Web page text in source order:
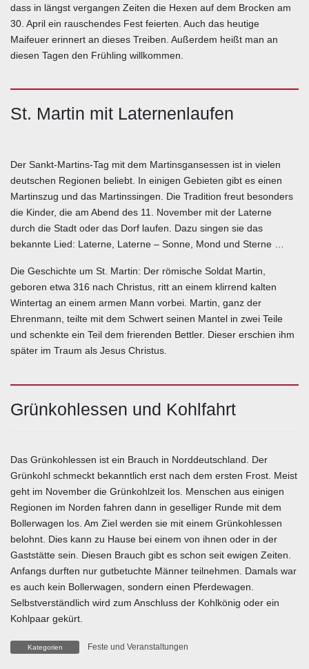
dass in längst vergangen Zeiten die Hexen auf dem Brocken am
30. April ein rauschendes Fest feierten. Auch das heutige
Maifeuer erinnert an dieses Treiben. Außerdem heißt man an
diesen Tagen den Frühling willkommen.
St. Martin mit Laternenlaufen
Der Sankt-Martins-Tag mit dem Martinsgansessen ist in vielen
deutschen Regionen beliebt. In einigen Gebieten gibt es einen
Martinszug und das Martinssingen. Die Tradition freut besonders
die Kinder, die am Abend des 11. November mit der Laterne
durch die Stadt oder das Dorf laufen. Dazu singen sie das
bekannte Lied: Laterne, Laterne – Sonne, Mond und Sterne …
Die Geschichte um St. Martin: Der römische Soldat Martin,
geboren etwa 316 nach Christus, ritt an einem klirrend kalten
Wintertag an einem armen Mann vorbei. Martin, ganz der
Ehrenmann, teilte mit dem Schwert seinen Mantel in zwei Teile
und schenkte ein Teil dem frierenden Bettler. Dieser erschien ihm
später im Traum als Jesus Christus.
Grünkohlessen und Kohlfahrt
Das Grünkohlessen ist ein Brauch in Norddeutschland. Der
Grünkohl schmeckt bekanntlich erst nach dem ersten Frost. Meist
geht im November die Grünkohlzeit los. Menschen aus einigen
Regionen im Norden fahren dann in geselliger Runde mit dem
Bollerwagen los. Am Ziel werden sie mit einem Grünkohlessen
belohnt. Dies kann zu Hause bei einem von ihnen oder in der
Gaststätte sein. Diesen Brauch gibt es schon seit ewigen Zeiten.
Anfangs durften nur gutbetuchte Männer teilnehmen. Damals war
es auch kein Bollerwagen, sondern einen Pferdewagen.
Selbstverständlich wird zum Anschluss der Kohlkönig oder ein
Kohlpaar gekürt.
Kategorien Feste und Veranstaltungen